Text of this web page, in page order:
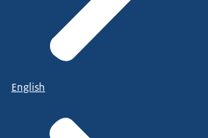
English